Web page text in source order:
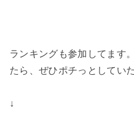
ランキングも参加してます
たら、ぜひポチっとしてい
↓